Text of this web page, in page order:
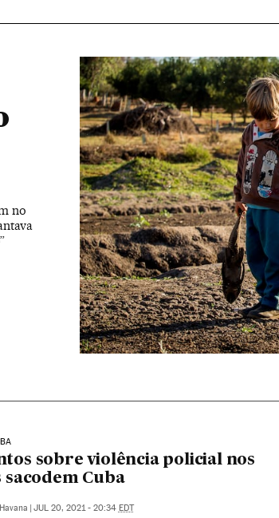
no
sobre violência policial nos
Cuba
Havana | JUL 20, 2021 - 20:34 EDT